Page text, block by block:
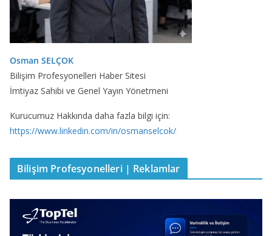
Osman SELÇOK
Bilişim Profesyonelleri Haber Sitesi
İmtiyaz Sahibi ve Genel Yayın Yönetmeni
Kurucumuz Hakkında daha fazla bilgi için:
https://www.linkedin.com/in/osmanselcok/
Bilişim Profesyonelleri | Reklamlar